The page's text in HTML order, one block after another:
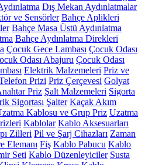
Dış Mekan Aydınlatmalar
ve Sensörler Bahçe Aplikleri
Bahçe Masa Üstü Aydınlatma
Bahçe Aydınlatma Direkleri
Çocuk Gece Lambası Çocuk Odası
Odası Abajuru Çocuk Odası
Elektrik Malzemeleri Priz ve
Prizi Priz Çerçevesi Golyat
Priz Şalt Malzemeleri Sigorta
Sigortası Şalter Kaçak Akım
Kablosu ve Grup Priz Uzatma
Kablolar Kablo Aksesuarları
Zilleri Pil ve Şarj Cihazları Zaman
Elemanı Fiş Kablo Pabucu Kablo
Seti Kablo Düzenleyiciler Susta